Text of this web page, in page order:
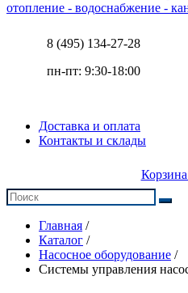
отопление - водоснабжение -
8 (495) 134-27-28
пн-пт: 9:30-18:00
Доставка и оплата
Контакты и склады
Главная /
Каталог /
Насосное оборудование /
Системы управления